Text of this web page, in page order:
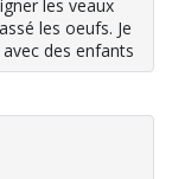
les veaux
les oeufs. Je
des enfants